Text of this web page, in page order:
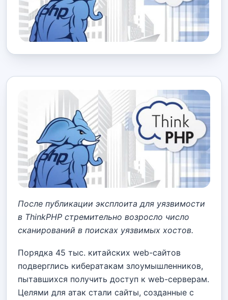
После публикации эксплоита для уязвимости
в ThinkPHP стремительно возросло число
сканирований в поисках уязвимых хостов.
Порядка 45 тыс. китайских web-сайтов
подверглись кибератакам злоумышленников,
пытавшихся получить доступ к web-серверам.
Целями для атак стали сайты, созданные с